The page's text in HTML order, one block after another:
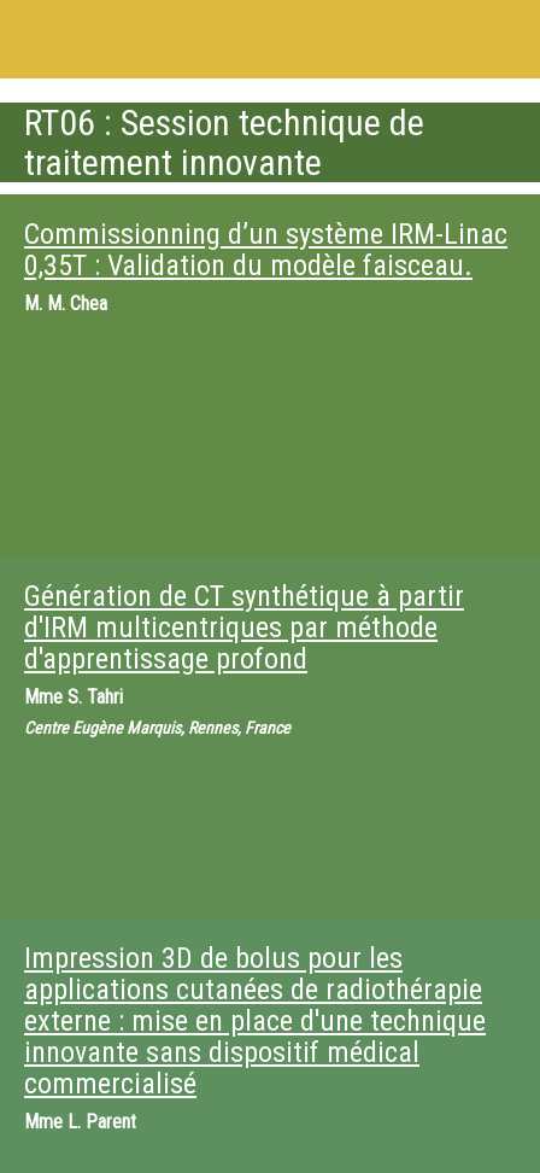
RT06 : Session technique de
traitement innovante
Commissionning d’un système IRM-Linac
0,35T : Validation du modèle faisceau.
M. M. Chea
Génération de CT synthétique à partir
d'IRM multicentriques par méthode
d'apprentissage profond
Mme S. Tahri
Centre Eugène Marquis, Rennes, France
Impression 3D de bolus pour les
applications cutanées de radiothérapie
externe : mise en place d'une technique
innovante sans dispositif médical
commercialisé
Mme L. Parent